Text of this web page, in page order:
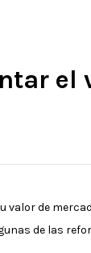
el
valor de
de las